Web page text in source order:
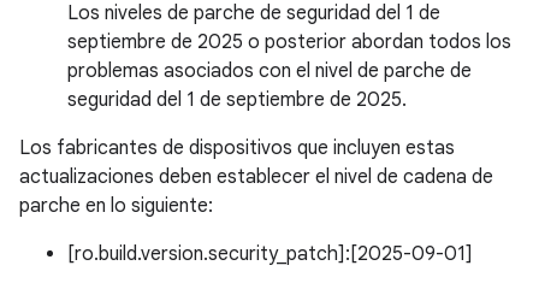
Los niveles de parche de seguridad del 1 de
septiembre de 2025 o posterior abordan todos los
problemas asociados con el nivel de parche de
seguridad del 1 de septiembre de 2025.
Los fabricantes de dispositivos que incluyen estas
actualizaciones deben establecer el nivel de cadena de
parche en lo siguiente:
[ro.build.version.security_patch]:[2025-09-01]